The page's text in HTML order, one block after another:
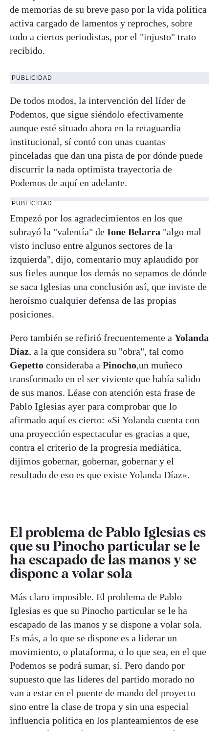
de memorias de su breve paso por la vida política
activa cargado de lamentos y reproches, sobre
todo a ciertos periodistas, por el "injusto" trato
recibido.
PUBLICIDAD
De todos modos, la intervención del líder de
Podemos, que sigue siéndolo efectivamente
aunque esté situado ahora en la retaguardia
institucional, sí contó con unas cuantas
pinceladas que dan una pista de por dónde puede
discurrir la nada optimista trayectoria de
Podemos de aquí en adelante.
PUBLICIDAD
Empezó por los agradecimientos en los que
subrayó la "valentía" de Ione Belarra "algo mal
visto incluso entre algunos sectores de la
izquierda", dijo, comentario muy aplaudido por
sus fieles aunque los demás no sepamos de dónde
se saca Iglesias una conclusión así, que inviste de
heroísmo cualquier defensa de las propias
posiciones.
Pero también se refirió frecuentemente a Yolanda
Díaz, a la que considera su "obra", tal como
Gepetto consideraba a Pinocho,un muñeco
transformado en el ser viviente que había salido
de sus manos. Léase con atención esta frase de
Pablo Iglesias ayer para comprobar que lo
afirmado aquí es cierto: «Si Yolanda cuenta con
una proyección espectacular es gracias a que,
contra el criterio de la progresía mediática,
dijimos gobernar, gobernar, gobernar y el
resultado de eso es que existe Yolanda Díaz».
El problema de Pablo Iglesias es
que su Pinocho particular se le
ha escapado de las manos y se
dispone a volar sola
Más claro imposible. El problema de Pablo
Iglesias es que su Pinocho particular se le ha
escapado de las manos y se dispone a volar sola.
Es más, a lo que se dispone es a liderar un
movimiento, o plataforma, o lo que sea, en el que
Podemos se podrá sumar, sí. Pero dando por
supuesto que las líderes del partido morado no
van a estar en el puente de mando del proyecto
sino entre la clase de tropa y sin una especial
influencia política en los planteamientos de ese